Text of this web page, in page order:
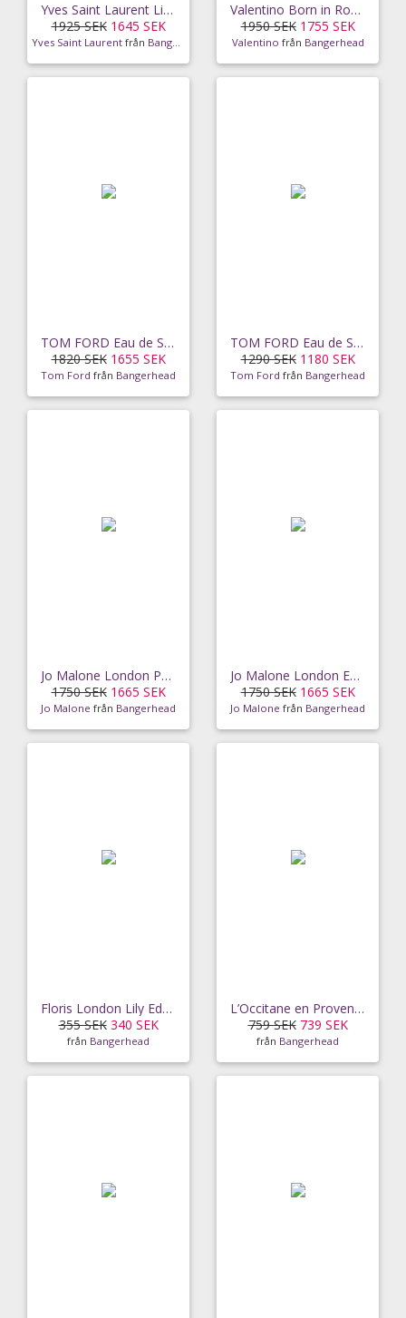
Yves Saint Laurent Libre EdT (90ml)
1925 SEK 1645 SEK
Yves Saint Laurent från Bangerhead
Valentino Born in Roma Donna Purple Melancholia
1950 SEK 1755 SEK
Valentino från Bangerhead
TOM FORD Eau de Soleil Blanc EdT (100 ml)
1820 SEK 1655 SEK
Tom Ford från Bangerhead
TOM FORD Eau de Soleil Blanc EdT (50 ml)
1290 SEK 1180 SEK
Tom Ford från Bangerhead
Jo Malone London Peony & Blush Suede Cologne
1750 SEK 1665 SEK
Jo Malone från Bangerhead
Jo Malone London English Pear & Sweet Pea Cologne
1750 SEK 1665 SEK
Jo Malone från Bangerhead
Floris London Lily EdT (10 ml)
355 SEK 340 SEK
från Bangerhead
L’Occitane en Provence Verbena EdT (100ml)
759 SEK 739 SEK
från Bangerhead